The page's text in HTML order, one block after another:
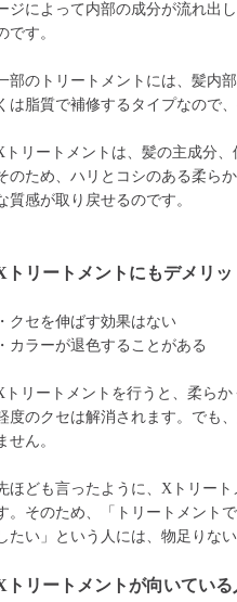
ジによって内部の成分が流れ出
です。
部のトリートメントには、髪内
は脂質で補修するタイプなので
トリートメントは、髪の主成分
のため、ハリとコシのある柔ら
質感が取り戻せるのです。
トリートメントにもデメリッ
・クセを伸ばす効果はない
・カラーが退色することがある
トリートメントを行うと、柔ら
度のクセは解消されます。でも
せん。
ほども言ったように、Xトリー
。そのため、「トリートメント
たい」という人には、物足りな
トリートメントが向いてい